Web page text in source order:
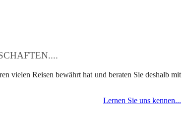
vielen Reisen bewährt hat und beraten Sie deshalb mit
Lernen Sie uns kennen...